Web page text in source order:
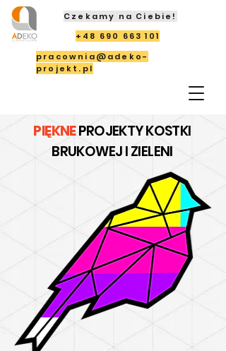
Czekamy na Ciebie!
+48 690 663 101
pracownia@adeko-
projekt.pl
PIĘKNEPROJEKTY KOSTKI
BRUKOWEJ I ZIELENI